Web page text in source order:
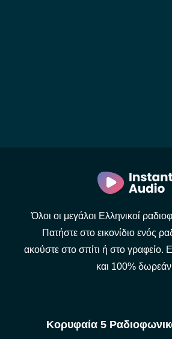
Όλοι οι μεγάλοι Ελληνικοί
Πατήστε στο εικονίδιο ενός
ακούστε στο σπίτι ή στο γραφείο.
και 100%
Κορυφαία 5